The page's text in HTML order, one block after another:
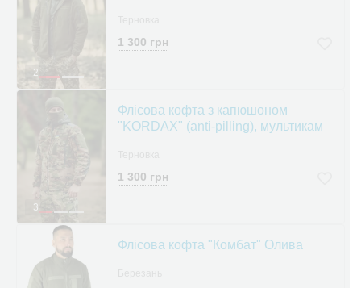
2
1 300 грн
3
Флісова кофта з капюшоном
"KORDAX" (anti-pilling), мультикам
1 300 грн
Флісова кофта "Комбат" Олива